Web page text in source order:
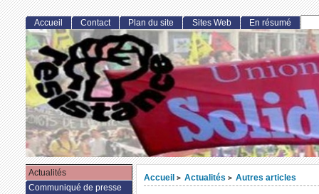
Accueil > Actualités > Autres articles
Accueil Contact Plan du site Sites Web En résumé
Actualités
Communiqué de presse